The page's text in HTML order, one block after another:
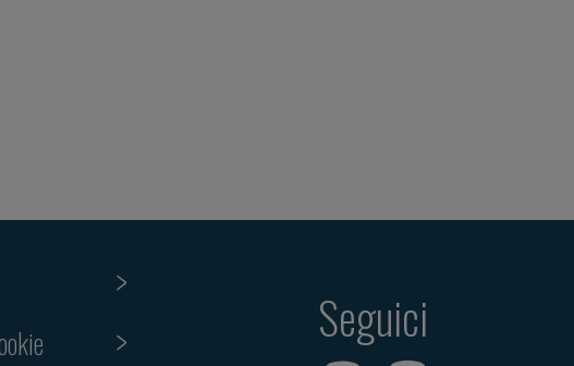
Seguici